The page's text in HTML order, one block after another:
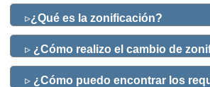
▹¿Qué es la zonificación?
▹ ¿Cómo realizo el cambio de
▹ ¿Cómo puedo encontrar los